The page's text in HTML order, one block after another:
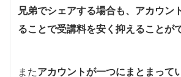
兄弟でシェアする場合も、アカウン
ることで受講料を安く抑えることが
またアカウントが一つにまとまって